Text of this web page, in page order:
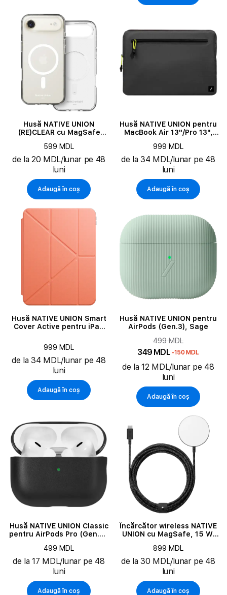
Husă NATIVE UNION
(RE)CLEAR cu MagSafe
Air
599 MDL
de la 20 MDL/lunar pe 48
luni
Adaugă în coș
Husă NATIVE UNION pentru
MacBook Air 13"/Pro 13",
999 MDL
de la 34 MDL/lunar pe 48
luni
Adaugă în coș
Husă NATIVE UNION Smart
Cover Active pentru iPad
999 MDL
de la 34 MDL/lunar pe 48
luni
Adaugă în coș
Husă NATIVE UNION pentru
AirPods (Gen.3), Sage
499 MDL
349 MDL -150 MDL
de la 12 MDL/lunar pe 48
luni
Adaugă în coș
Husă NATIVE UNION Classic
pentru AirPods Pro (Gen.2),
499 MDL
de la 17 MDL/lunar pe 48
luni
Adaugă în coș
Încărcător wireless NATIVE
UNION cu MagSafe, 15 W,
899 MDL
de la 30 MDL/lunar pe 48
luni
Adaugă în coș